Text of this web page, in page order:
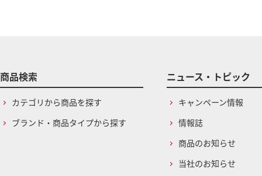
商品検索
カテゴリから商品を探す
ブランド・商品タイプから探す
ニュース・トピック
キャンペーン情報
情報誌
商品のお知らせ
当社のお知らせ